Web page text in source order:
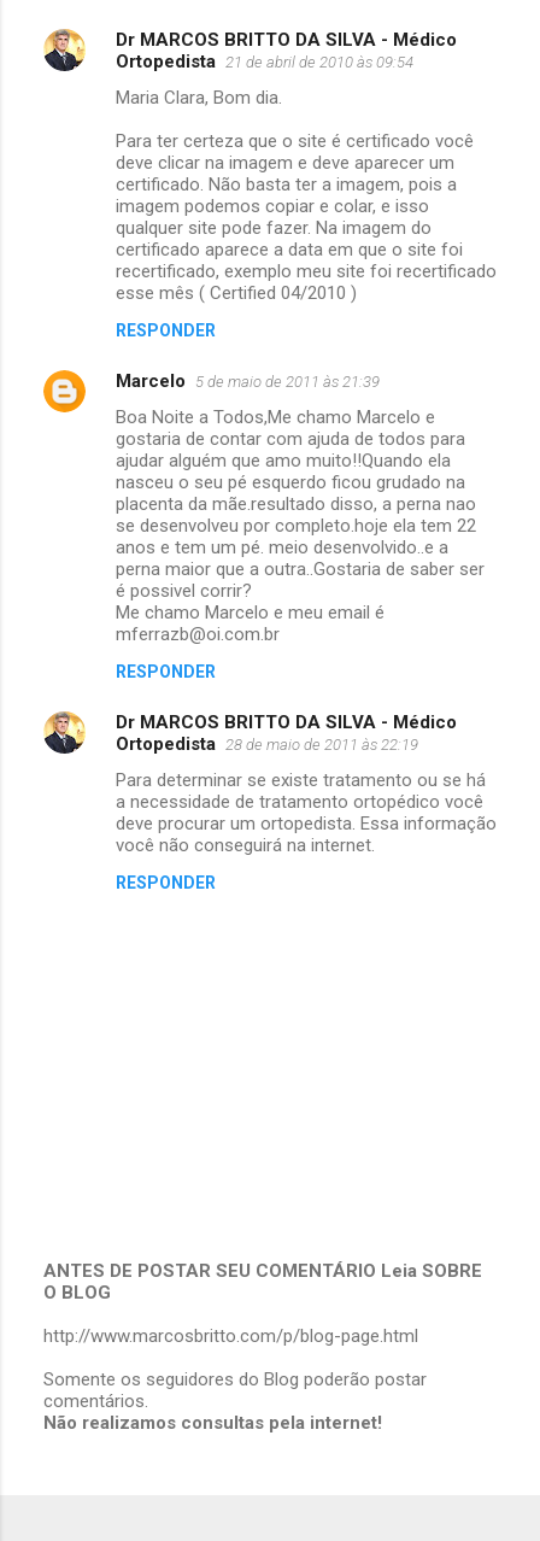
r
Dr MARCOS BRITTO DA SILVA - Médico
Ortopedista 21 de abril de 2010 às 09:54
Maria Clara, Bom dia.
Para ter certeza que o site é certificado você
deve clicar na imagem e deve aparecer um
certificado. Não basta ter a imagem, pois a
imagem podemos copiar e colar, e isso
qualquer site pode fazer. Na imagem do
certificado aparece a data em que o site foi
recertificado, exemplo meu site foi recertificado
esse mês ( Certified 04/2010 )
RESPONDER
Marcelo 5 de maio de 2011 às 21:39
Boa Noite a Todos,Me chamo Marcelo e
gostaria de contar com ajuda de todos para
ajudar alguém que amo muito!!Quando ela
nasceu o seu pé esquerdo ficou grudado na
placenta da mãe.resultado disso, a perna nao
se desenvolveu por completo.hoje ela tem 22
anos e tem um pé. meio desenvolvido..e a
perna maior que a outra..Gostaria de saber ser
é possivel corrir?
Me chamo Marcelo e meu email é
mferrazb@oi.com.br
RESPONDER
Dr MARCOS BRITTO DA SILVA - Médico
Ortopedista 28 de maio de 2011 às 22:19
Para determinar se existe tratamento ou se há
a necessidade de tratamento ortopédico você
deve procurar um ortopedista. Essa informação
você não conseguirá na internet.
RESPONDER
P
s
a
r
u
ANTES DE POSTAR SEU COMENTÁRIO Leia SOBRE
O BLOG
http://www.marcosbritto.com/p/blog-page.html
Somente os seguidores do Blog poderão postar
comentários.
Não realizamos consultas pela internet!